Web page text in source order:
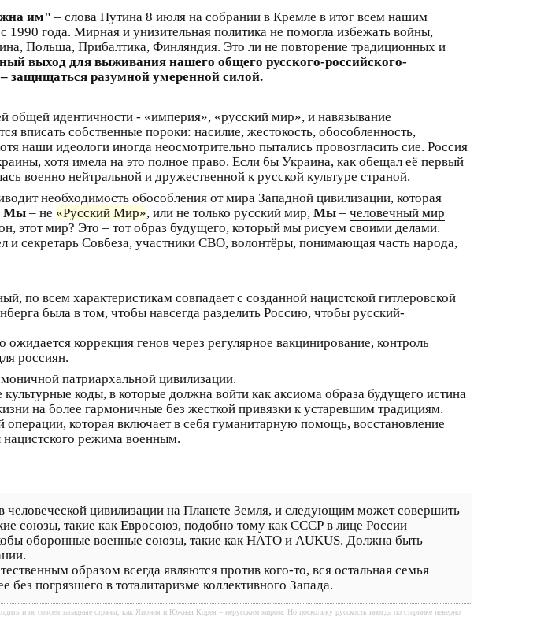
им" – слова Путина 8 июля на собрании в Кремле в итог всем нашим
года. Мирная и унизительная политика не помогла избежать войны,
Польша, Прибалтика, Финляндия. Это ли не повторение традиционных и
выход для выживания нашего общего русского-российского-
защищаться разумной умеренной силой.
общей идентичности - «империя», «русский мир», и навязывание
вписать собственные пороки: насилие, жестокость, обособленность,
наши идеологи иногда неосмотрительно пытались провозгласить сие. Россия
хотя имела на это полное право. Если бы Украина, как обещал её первый
военно нейтральной и дружественной к русской культуре страной.
необходимость обособления от мира Западной цивилизации, которая
Мы – не «Русский Мир», или не только русский мир, Мы – человечный мир
этот мир? Это – тот образ будущего, который мы рисуем своими делами.
и секретарь Совбеза, участники СВО, волонтёры, понимающая часть народа,
всем характеристикам совпадает с созданной нацистской гитлеровской
была в том, чтобы навсегда разделить Россию, чтобы русский-
коррекция генов через регулярное вакцинирование, контроль
россиян.
патриархальной цивилизации.
коды, в которые должна войти как аксиома образа будущего истина
на более гармоничные без жесткой привязки к устаревшим традициям.
которая включает в себя гуманитарную помощь, восстановление
режима военным.
цивилизации на Планете Земля, и следующим может совершить
союзы, такие как Евросоюз, подобно тому как СССР в лице России
оборонные военные союзы, такие как НАТО и AUKUS. Должна быть
образом всегда являются против кого-то, вся остальная семья
погрязшего в тоталитаризме коллективного Запада.
и не совсем западные страны, как Япония и Южная Корея – нерусским миром. Но поскольку русскость иногда по старинке неверно